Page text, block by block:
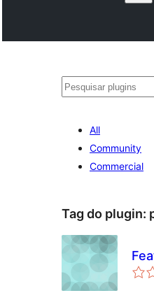
Pesquisar
All
Community
Commercial
Tag do plugin: